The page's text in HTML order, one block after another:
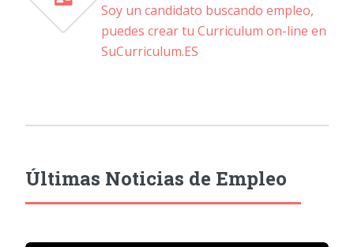
Soy un candidato buscando empleo,
puedes crear tu Curriculum on-line en
SuCurriculum.ES
Últimas Noticias de Empleo